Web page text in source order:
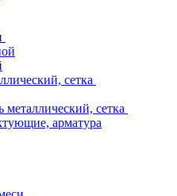
сетка
сетка
арматура